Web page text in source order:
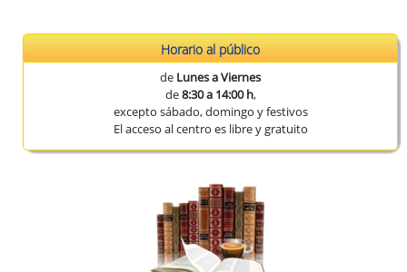
Horario al público
de Lunes a Viernes
de8:30 a 14:00 h,
excepto sábado, domingo y festivos
El acceso al centro es libre y gratuito